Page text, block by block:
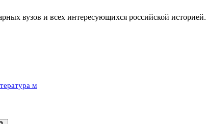
вузов и всех интересующихся российской историей.
м